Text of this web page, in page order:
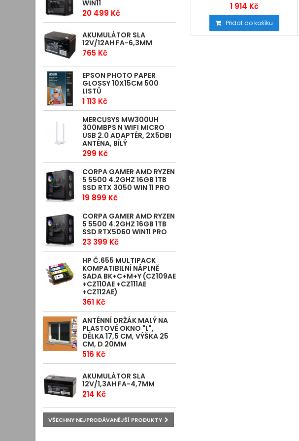
WIN11
20 499 Kč
AKUMULÁTOR SLA
12V/12AH FA-6,3MM
765 Kč
EPSON PHOTO PAPER
GLOSSY 10X15CM 500
LISTŮ
1 113 Kč
MERCUSYS MW300UH
300MBPS N WIFI MICRO
USB 2.0 ADAPTÉR, 2X5DBI
ANTÉNA, BÍLÝ
299 Kč
CORPA GAMER AMD RYZEN
5 5500 4.2GHZ 16GB 1TB
SSD RTX 3050 WIN 11 PRO
19 899 Kč
CORPA GAMER AMD RYZEN
5 5500 4.2GHZ 16GB 1TB
SSD RTX5060 WIN11 PRO
23 399 Kč
HP Č.655 MULTIPACK
KOMPATIBILNÍ NÁPLNĚ
SADA BK+C+M+Y (CZ109AE
+CZ110AE +CZ111AE
+CZ112AE)
361 Kč
ANTÉNNÍ DRŽÁK MALÝ NA
PLASTOVÉ OKNO "L",
DÉLKA 17,5 CM, VÝŠKA 25
CM, D 20MM
516 Kč
AKUMULÁTOR SLA
12V/1,3AH FA-4,7MM
214 Kč
VŠECHNY NEJPRODÁVANĚJŠÍ PRODUKTY
1 914 Kč
Přidat do košíku